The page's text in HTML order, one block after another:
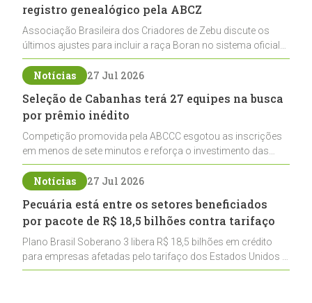
registro genealógico pela ABCZ
Associação Brasileira dos Criadores de Zebu discute os
últimos ajustes para incluir a raça Boran no sistema oficial
de registros, abrindo caminho para sua expansão na
pecuária nacional
Notícias 27 Jul 2026
Seleção de Cabanhas terá 27 equipes na busca
por prêmio inédito
Competição promovida pela ABCCC esgotou as inscrições
em menos de sete minutos e reforça o investimento das
cabanhas na seleção genética de Cavalos Crioulos voltados
ao laço
Notícias 27 Jul 2026
Pecuária está entre os setores beneficiados
por pacote de R$ 18,5 bilhões contra tarifaço
Plano Brasil Soberano 3 libera R$ 18,5 bilhões em crédito
para empresas afetadas pelo tarifaço dos Estados Unidos e
inclui a pecuária entre os setores estratégicos